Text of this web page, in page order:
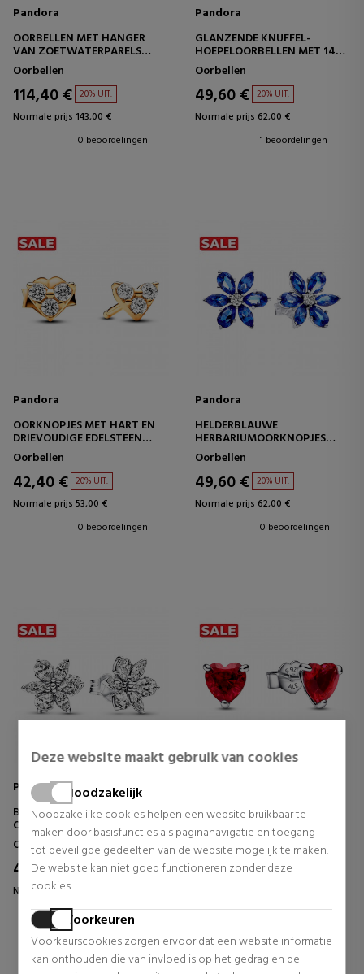
Deze website maakt gebruik van cookies
Noodzakelijk
Noodzakelijke cookies helpen een website bruikbaar te
maken door basisfuncties als paginanavigatie en toegang
tot beveiligde gedeelten van de website mogelijk te maken.
De website kan niet goed functioneren zonder deze
cookies.
Voorkeuren
Voorkeurscookies zorgen ervoor dat een website informatie
kan onthouden die van invloed is op het gedrag en de
Pandora
OORBELLEN MET HANGER
VAN ZOETWATERPARELS
293152C01
Oorbellen
114,40 € 20% UIT.
Normale prijs 143,00 €
0 beoordelingen
Pandora
GLANZENDE KNUFFEL-
HOEPELOORBELLEN MET 14K
GOUDEN COATING 263015C01
Oorbellen
49,60 € 20% UIT.
Normale prijs 62,00 €
1 beoordelingen
Pandora
OORKNOPJES MET HART EN
DRIEVOUDIGE EDELSTEEN
263003C01
Oorbellen
42,40 € 20% UIT.
Normale prijs 53,00 €
0 beoordelingen
Pandora
HELDERBLAUWE
HERBARIUMOORKNOPJES
292407C01
Oorbellen
49,60 € 20% UIT.
Normale prijs 62,00 €
0 beoordelingen
Pandora
BRILJANTE HERBARIUM-
OORKNOPJES 292633C01
Oorbellen
49,60 € 20% UIT.
Normale prijs 62,00 €
0 beoordelingen
OORBELLEN MET RODE
HARTKNOP 292549C01
Oorbellen
42,40 € 20% UIT.
1 beoordelingen